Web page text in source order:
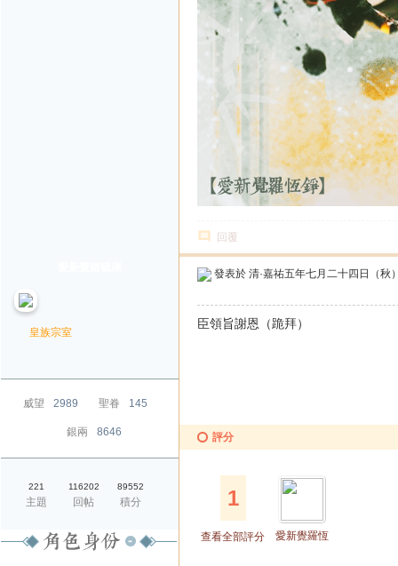
回覆
皇族宗室
威望 2989 聖眷 145
銀兩 8646
221
主題
116202
回帖
89552
積分
發表於 清·嘉祐五年七月二十四日（秋
臣領旨謝恩（跪拜）
評分
1
查看全部評分
愛新覺羅恆